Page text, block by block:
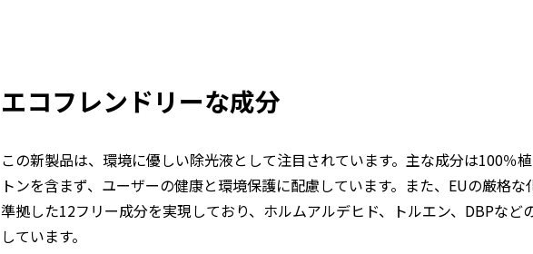
エコフレンドリーな成分
この新製品は、環境に優しい除光液として注目されています。主な成分は100％
トンを含まず、ユーザーの健康と環境保護に配慮しています。また、EUの厳格な
準拠した12フリー成分を実現しており、ホルムアルデヒド、トルエン、DBPなど
しています。